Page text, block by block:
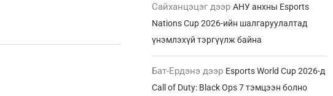
Сайханцэцэг дээрАНУ анхны Esports
Nations Cup 2026-ийн шалгаруулалтад
үнэмлэхүй тэргүүлж байна
Бат-Ердэнэ дээр Esports World Cup 2026-д
Call of Duty: Black Ops 7 тэмцээн болно